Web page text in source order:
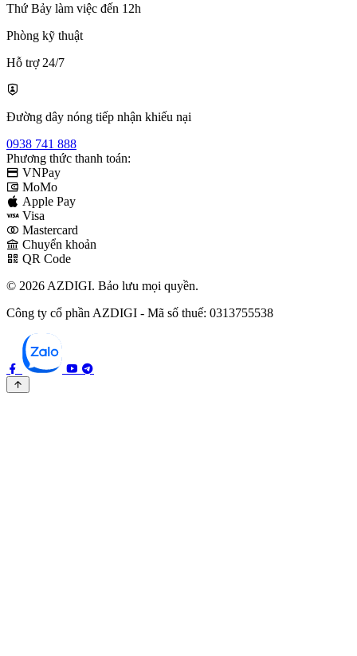
Thứ Bảy làm việc đến 12h
Phòng kỹ thuật
Hỗ trợ 24/7
Đường dây nóng tiếp nhận khiếu nại
0938 741 888
Phương thức thanh toán:
VNPay
MoMo
Apple Pay
Visa
Mastercard
Chuyển khoản
QR Code
© 2026 AZDIGI. Bảo lưu mọi quyền.
Công ty cổ phần AZDIGI - Mã số thuế: 0313755538